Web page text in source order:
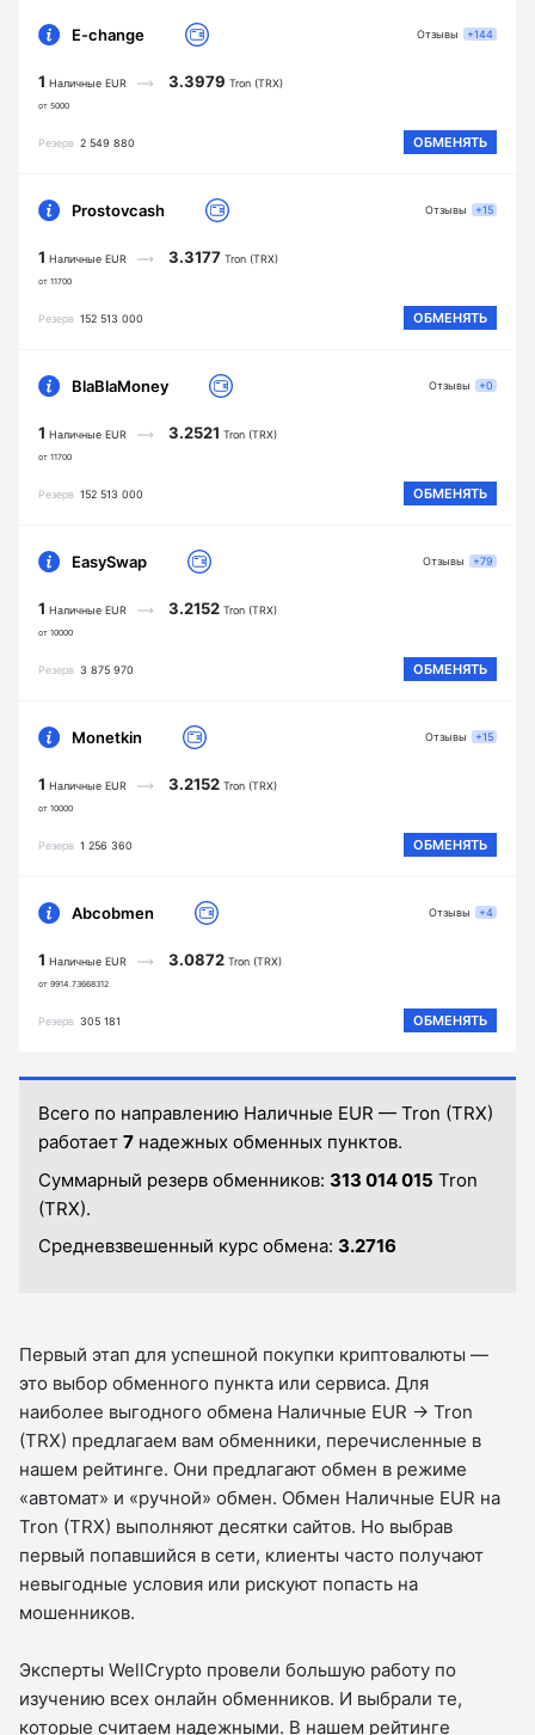
E-change
1 Наличные EUR
от 5000
3.3979 Tron (TRX)
Резерв 2 549 880 ОБМЕНЯТЬ
Отзывы +144
Prostovcash
1 Наличные EUR
от 11700
3.3177 Tron (TRX)
Резерв 152 513 000 ОБМЕНЯТЬ
Отзывы +15
BlaBlaMoney
1 Наличные EUR
от 11700
3.2521 Tron (TRX)
Резерв 152 513 000 ОБМЕНЯТЬ
Отзывы +0
EasySwap
1 Наличные EUR
от 10000
3.2152 Tron (TRX)
Резерв 3 875 970 ОБМЕНЯТЬ
Отзывы +79
Monetkin
1 Наличные EUR
от 10000
3.2152 Tron (TRX)
Резерв 1 256 360 ОБМЕНЯТЬ
Отзывы +15
Abcobmen
1 Наличные EUR
от 9914.73668312
3.0872 Tron (TRX)
Резерв 305 181 ОБМЕНЯТЬ
Отзывы +4
Всего по направлению Наличные EUR — Tron (TRX)
работает 7 надежных обменных пунктов.
Суммарный резерв обменников: 313 014 015 Tron
(TRX).
Средневзвешенный курс обмена: 3.2716
Первый этап для успешной покупки криптовалюты —
это выбор обменного пункта или сервиса. Для
наиболее выгодного обмена Наличные EUR → Tron
(TRX) предлагаем вам обменники, перечисленные в
нашем рейтинге. Они предлагают обмен в режиме
«автомат» и «ручной» обмен. Обмен Наличные EUR на
Tron (TRX) выполняют десятки сайтов. Но выбрав
первый попавшийся в сети, клиенты часто получают
невыгодные условия или рискуют попасть на
мошенников.
Эксперты WellCrypto провели большую работу по
изучению всех онлайн обменников. И выбрали те,
которые считаем надежными. В нашем рейтинге